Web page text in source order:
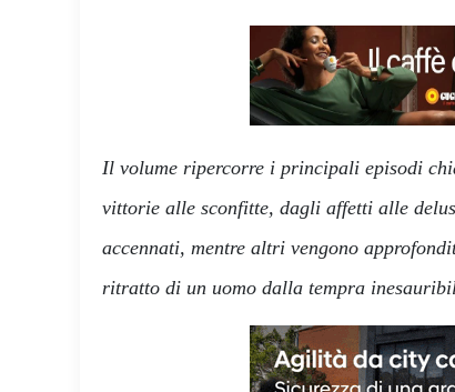
Il volume ripercorre i principali episodi
vittorie alle sconfitte, dagli affetti alle
accennati, mentre altri vengono
ritratto di un uomo dalla tempra